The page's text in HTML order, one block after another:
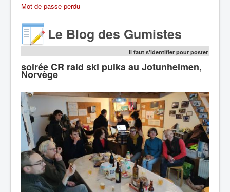
RANDONNÉE SPORTIVE
Mot de passe perdu
Le Blog des Gumistes
Il faut s'identifier pour poster
soirée CR raid ski pulka au Jotunheimen,
Norvège